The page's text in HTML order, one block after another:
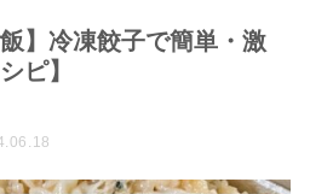
】冷凍餃子で簡単・激
ピ】